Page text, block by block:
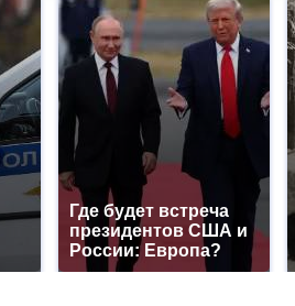
Где будет встреча
президентов США и
России: Европа?